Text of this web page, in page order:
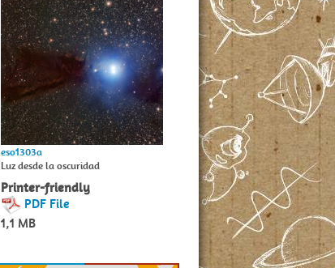
eso1303a
Luz desde la oscuridad
Printer-friendly
PDF File
1,1 MB